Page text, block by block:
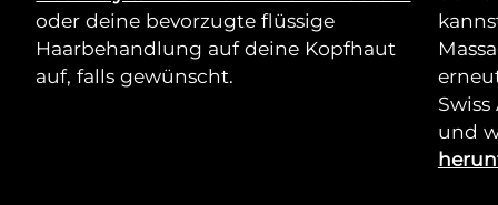
oder deine bevorzugte flüssige
Haarbehandlung auf deine Kopfhaut
auf, falls gewünscht.
und